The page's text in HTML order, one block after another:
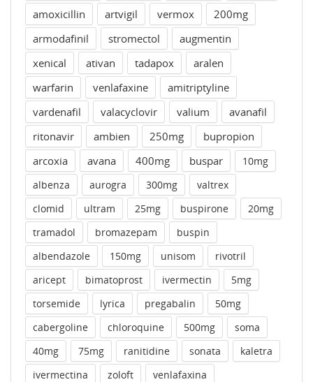
amoxicillin
artvigil vermox
200mg
armodafinil
stromectol
augmentin
xenical
ativan tadapox
aralen
warfarin
venlafaxine
amitriptyline
vardenafil
valacyclovir valium
avanafil
ritonavir
ambien 250mg
bupropion
arcoxia
avana 400mg buspar
10mg
albenza
aurogra 300mg
valtrex
clomid
ultram 25mg buspirone
20mg
tramadol
bromazepam
buspin
albendazole
150mg unisom
rivotril
aricept
bimatoprost ivermectin
5mg
torsemide
lyrica pregabalin
50mg
cabergoline
chloroquine 500mg
soma
40mg
75mg ranitidine sonata
kaletra
ivermectina
zoloft
venlafaxina